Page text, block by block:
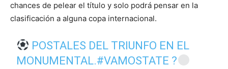
chances de pelear el título y solo podrá pensar en la
clasificación a alguna copa internacional.
POSTALES DEL TRIUNFO EN EL
MONUMENTAL.#VAMOSTATE ?